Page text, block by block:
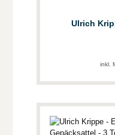
Ulrich
inkl.